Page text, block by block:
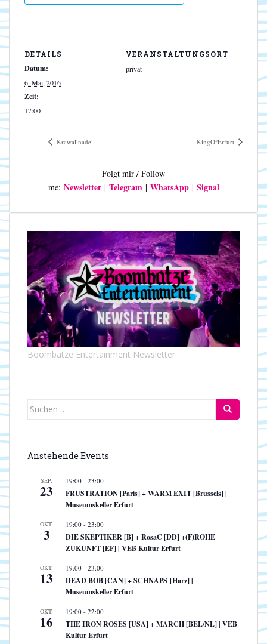
DETAILS
Datum:
6. Mai, 2016
Zeit:
17:00
VERANSTALTUNGSORT
privat
Krawallnadel KingOfErfurt
Folgt mir / Follow
me: Newsletter| Telegram| WhatsApp| Signal
Boombatze Entertainment Newsletter
Suchen
Anstehende Events
SEP.
23
19:00 - 23:00
FRUSTRATION [Paris] + WARM EXIT [Brussels] |
Museumskeller Erfurt
OKT.
3
19:00 - 23:00
DIE SKEPTIKER [B] + RosaC [DD] +(F)ROHE
ZUKUNFT [EF] | VEB Kultur Erfurt
OKT.
13
19:00 - 23:00
DEAD BOB [CAN] + SCHNAPS [Harz] |
Museumskeller Erfurt
OKT.
16
19:00 - 22:00
THE IRON ROSES [USA] + MARCH [BEL/NL] | VEB
Kultur Erfurt